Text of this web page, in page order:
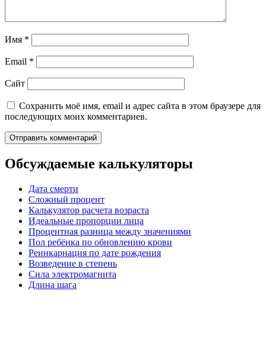
Имя *
Email *
Сайт
Сохранить моё имя, email и адрес сайта в этом браузере для
последующих моих комментариев.
Обсуждаемые калькуляторы
Дата смерти
Сложный процент
Калькулятор расчета возраста
Идеальные пропорции лица
Процентная разница между значениями
Пол ребёнка по обновлению крови
Реинкарнация по дате рождения
Возведение в степень
Сила электромагнита
Длина шага